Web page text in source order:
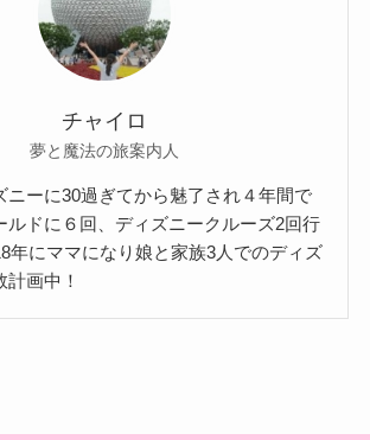
チャイロ
夢と魔法の旅案内人
ニーに30過ぎてから魅了され４年間で
ルドに６回、ディズニークルーズ2回行
年にママになり娘と家族3人でのディズ
画中！